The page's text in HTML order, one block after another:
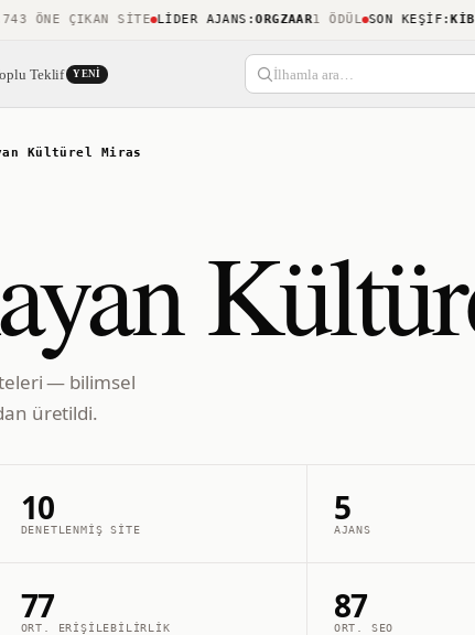
ÇIKAN SITE LIDER AJANS:ORGZAAR1 ÖDÜL SON KEŞIF:
Teklif YENI İlhamla ara…
Kültürel Miras
— bilimsel
üretildi.
10
DENETLENMIŞ SITE
5
AJANS
77
ORT. ERIŞILEBILIRLIK
87
ORT. SEO